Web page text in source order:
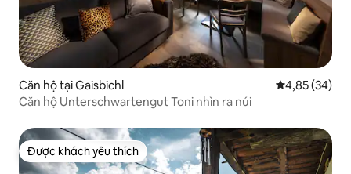
Căn hộ tại Gaisbichl Xếp hạng
4,85 (34)
Căn hộ Unterschwartengut Toni nhìn ra núi
Được khách yêu thích
Được khách yêu thích